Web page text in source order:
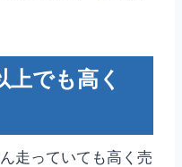
でも高く
走っていても高く売